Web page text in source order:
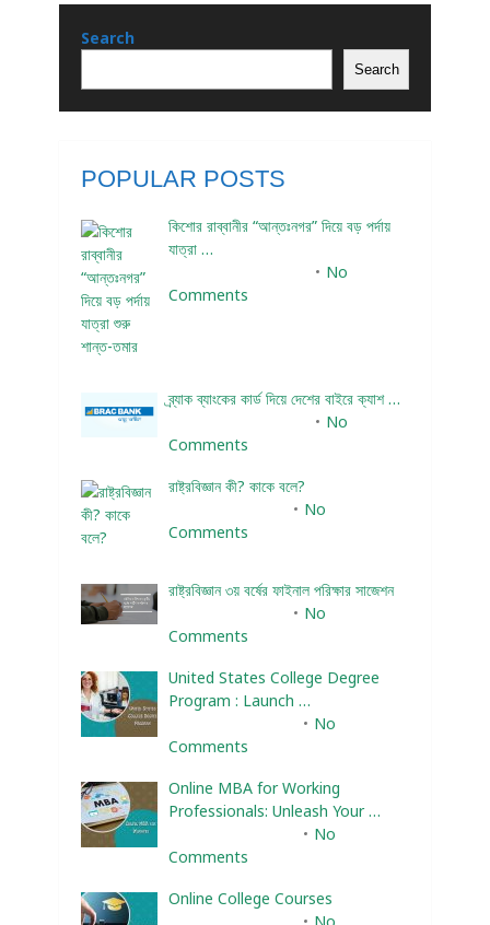
Search
Search
POPULAR POSTS
কিশোর রাব্বানীর “আন্তঃনগর” দিয়ে বড় পর্দায়
যাত্রা …
No
Comments
ব্র্যাক ব্যাংকের কার্ড দিয়ে দেশের বাইরে ক্যাশ …
No
Comments
রাষ্ট্রবিজ্ঞান কী? কাকে বলে?
No
Comments
রাষ্ট্রবিজ্ঞান ৩য় বর্ষের ফাইনাল পরিক্ষার সাজেশন
No
Comments
United States College Degree
Program : Launch …
No
Comments
Online MBA for Working
Professionals: Unleash Your …
No
Comments
Online College Courses